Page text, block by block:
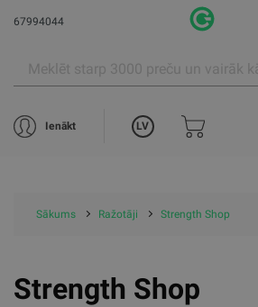
67994044
Ienākt LV
Sākums Ražotāji Strength Shop
Strength Shop